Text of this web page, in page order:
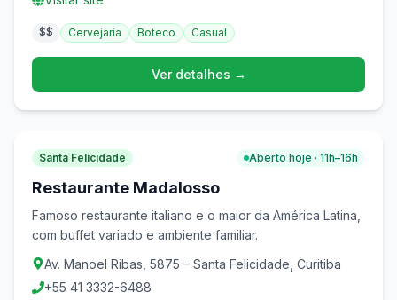
$$ Cervejaria Boteco Casual
Ver detalhes →
Santa Felicidade Aberto hoje · 11h–16h
Restaurante Madalosso
Famoso restaurante italiano e o maior da América Latina,
com buffet variado e ambiente familiar.
Av. Manoel Ribas, 5875 – Santa Felicidade, Curitiba
+55 41 3332-6488